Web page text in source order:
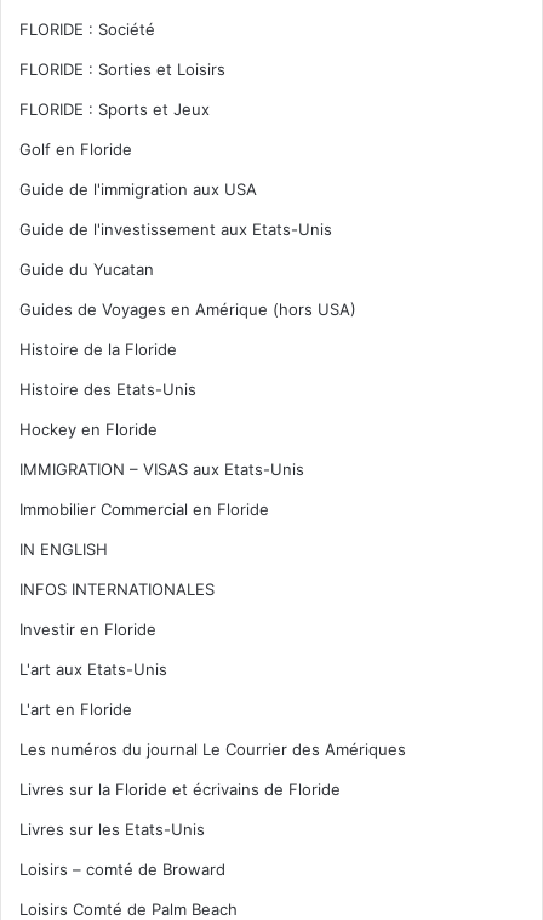
FLORIDE : Société
FLORIDE : Sorties et Loisirs
FLORIDE : Sports et Jeux
Golf en Floride
Guide de l'immigration aux USA
Guide de l'investissement aux Etats-Unis
Guide du Yucatan
Guides de Voyages en Amérique (hors USA)
Histoire de la Floride
Histoire des Etats-Unis
Hockey en Floride
IMMIGRATION – VISAS aux Etats-Unis
Immobilier Commercial en Floride
IN ENGLISH
INFOS INTERNATIONALES
Investir en Floride
L'art aux Etats-Unis
L'art en Floride
Les numéros du journal Le Courrier des Amériques
Livres sur la Floride et écrivains de Floride
Livres sur les Etats-Unis
Loisirs – comté de Broward
Loisirs Comté de Palm Beach